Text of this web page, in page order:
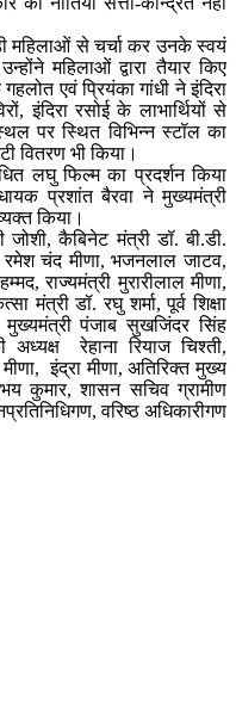
महिलाओं से चर्चा कर उनके स्वयं
महिलाओं द्वारा तैयार किए
एवं प्रियंका गांधी ने इंदिरा
इंदिरा रसोई के लाभार्थियों से
पर स्थित विभिन्न स्टॉल का
वितरण भी किया।
लघु फिल्म का प्रदर्शन किया
प्रशांत बैरवा ने मुख्यमंत्री
किया।
कैबिनेट मंत्री डॉ. बी.डी.
चंद मीणा, भजनलाल जाटव,
राज्यमंत्री मुरारीलाल मीणा,
मंत्री डॉ. रघु शर्मा, पूर्व शिक्षा
मुख्यमंत्री पंजाब सुखजिंदर सिंह
अध्यक्ष रेहाना रियाज चिश्ती,
इंद्रा मीणा, अतिरिक्त मुख्य
कुमार, शासन सचिव ग्रामीण
वरिष्ठ अधिकारीगण